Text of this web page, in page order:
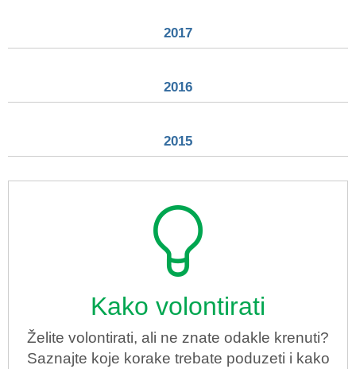
2017
2016
2015
Kako volontirati
Želite volontirati, ali ne znate odakle krenuti?
Saznajte koje korake trebate poduzeti i kako